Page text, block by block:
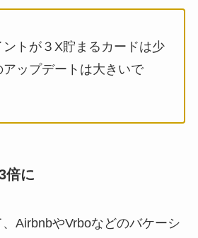
ントが３X貯まるカードは少
ップデートは大きいで
倍に
AirbnbやVrboなどのバケーシ